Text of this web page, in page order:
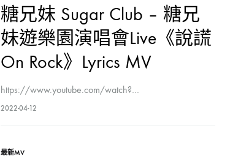
糖兄妹 Sugar Club – 糖兄
妹遊樂園演唱會Live《說謊
On Rock》Lyrics MV
https://www.youtube.com/watch?…
2022-04-12
最新MV